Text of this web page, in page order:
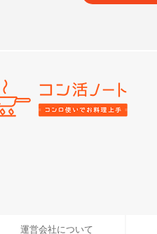
運営会社について